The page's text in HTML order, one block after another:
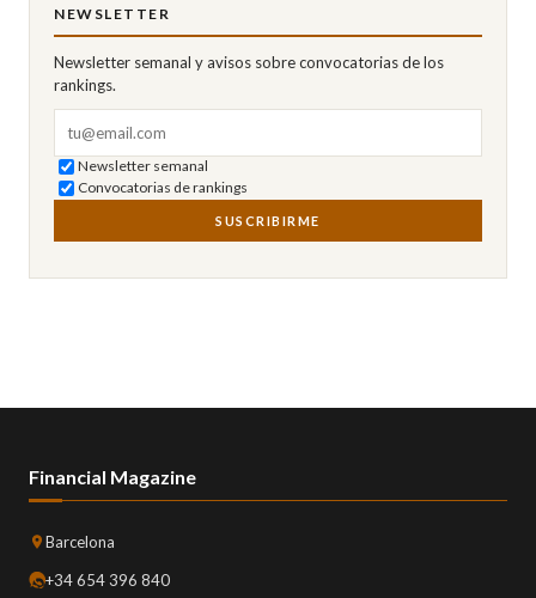
NEWSLETTER
Newsletter semanal y avisos sobre convocatorias de los
rankings.
Newsletter semanal
Convocatorias de rankings
SUSCRIBIRME
Financial Magazine
Barcelona
+34 654 396 840